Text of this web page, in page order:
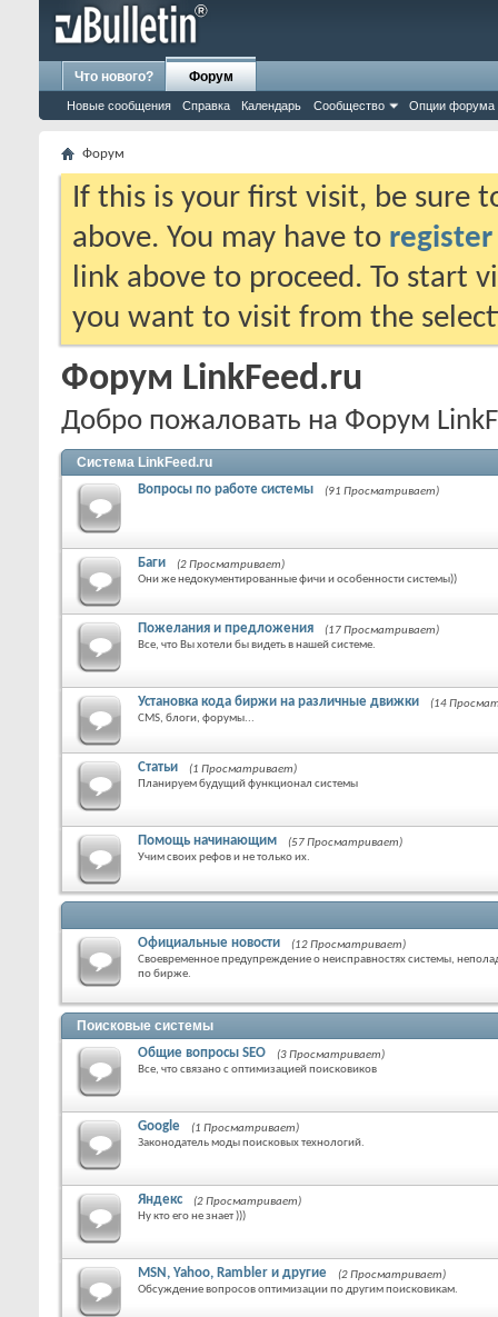
Что нового? Форум
Новые сообщения Справка Календарь Сообщество Опции форума
Форум
If this is your first visit, be sure
above. You may have to register
link above to proceed. To start
you want to visit from the
Форум LinkFeed.ru
Добро пожаловать на Форум
Система LinkFeed.ru
Вопросы по работе системы (91 Просматривает)
Баги
(2 Просматривает)
Они же недокументированные фичи и особенности системы))
Пожелания и предложения
(17 Просматривает)
Все, что Вы хотели бы видеть в нашей системе.
Установка кода биржи на различные движки
(14
CMS, блоги, форумы...
Статьи
(1 Просматривает)
Планируем будущий функционал системы
Помощь начинающим
(57 Просматривает)
Учим своих рефов и не только их.
Официальные новости
(12 Просматривает)
Своевременное предупреждение о неисправностях системы,
по бирже.
Поисковые системы
Общие вопросы SEO
(3 Просматривает)
Все, что связано с оптимизацией поисковиков
Google
(1 Просматривает)
Законодатель моды поисковых технологий.
Яндекс
(2 Просматривает)
Ну кто его не знает )))
MSN, Yahoo, Rambler и другие
(2 Просматривает)
Обсуждение вопросов оптимизации по другим поисковикам.